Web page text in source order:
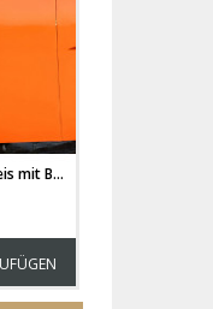
Autotattoo Aufkleber Kreis mit Berge Wald Spruch Making Memories Sticker Auto Bus Wohnmobil M2502